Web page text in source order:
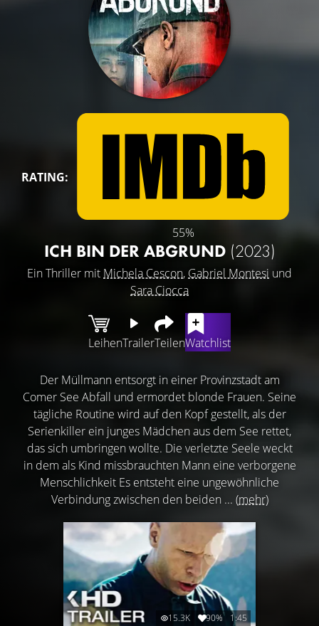
RATING:
55%
ICH BIN DER ABGRUND (2023)
Ein Thriller mit Michela Cescon, Gabriel Montesi und
Sara Ciocca
LeihenTrailerTeilenWatchlist
Der Müllmann entsorgt in einer Provinzstadt am
Comer See Abfall und ermordet blonde Frauen. Seine
tägliche Routine wird auf den Kopf gestellt, als der
Serienkiller ein junges Mädchen aus dem See rettet,
das sich umbringen wollte. Die verletzte Seele weckt
in dem als Kind missbrauchten Mann eine verborgene
Menschlichkeit Es entsteht eine ungewöhnliche
Verbindung zwischen den beiden ... (mehr)
15.3K 90% 1:45